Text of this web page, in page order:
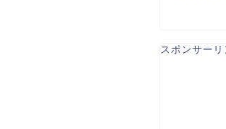
スポンサーリ